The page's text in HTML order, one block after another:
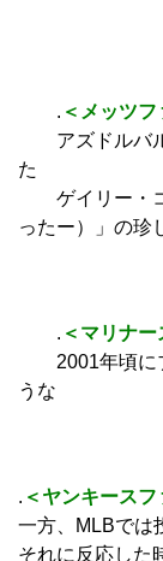
. ＜メッツフ
アズドルバル
た
ゲイリー・コ
ったー）」の珍
. ＜マリナー
2001年頃にブ
うな
. ＜ヤンキースフ
一方、MLBでは
それに反応した